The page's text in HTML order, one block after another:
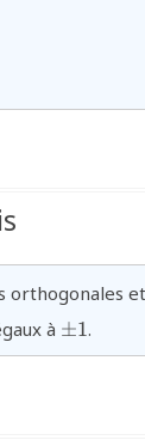
orthogonales
à {\pm
±1.